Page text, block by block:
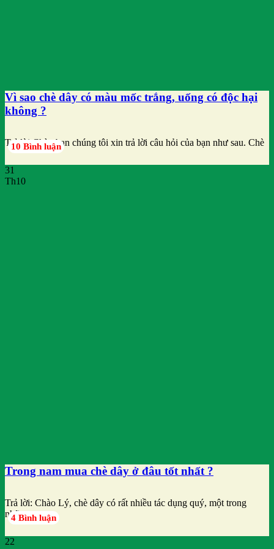
Vì sao chè dây có màu mốc trắng, uống có độc hại
không ?
Trả lời Chào bạn chúng tôi xin trả lời câu hỏi của bạn như sau. Chè
10 Bình luận
31
Th10
Trong nam mua chè dây ở đâu tốt nhất ?
Trả lời: Chào Lý, chè dây có rất nhiều tác dụng quý, một trong
những
4 Bình luận
22